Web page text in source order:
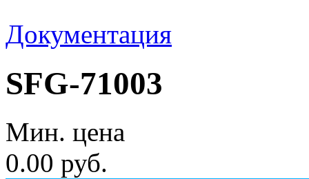
Документация
SFG-71003
Мин. цена
0.00 руб.